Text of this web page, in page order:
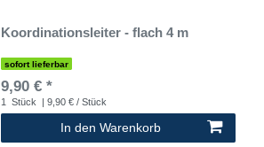
Koordinationsleiter - flach 4 m
sofort lieferbar
9,90 € *
1 Stück | 9,90 € / Stück
In den Warenkorb